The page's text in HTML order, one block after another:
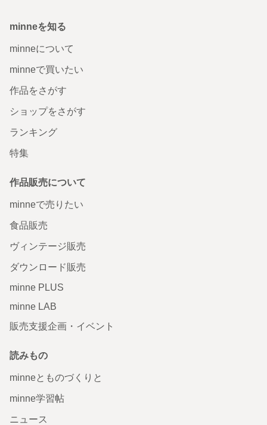
minneを知る
minneについて
minneで買いたい
作品をさがす
ショップをさがす
ランキング
特集
作品販売について
minneで売りたい
食品販売
ヴィンテージ販売
ダウンロード販売
minne PLUS
minne LAB
販売支援企画・イベント
読みもの
minneとものづくりと
minne学習帖
ニュース